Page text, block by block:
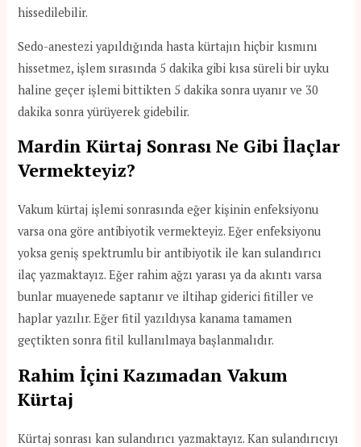
hissedilebilir.
Sedo-anestezi yapıldığında hasta kürtajın hiçbir kısmını
hissetmez, işlem sırasında 5 dakika gibi kısa süreli bir uyku
haline geçer işlemi bittikten 5 dakika sonra uyanır ve 30
dakika sonra yürüyerek gidebilir.
Mardin Kürtaj Sonrası Ne Gibi İlaçlar
Vermekteyiz?
Vakum kürtaj işlemi sonrasında eğer kişinin enfeksiyonu
varsa ona göre antibiyotik vermekteyiz. Eğer enfeksiyonu
yoksa geniş spektrumlu bir antibiyotik ile kan sulandırıcı
ilaç yazmaktayız. Eğer rahim ağzı yarası ya da akıntı varsa
bunlar muayenede saptanır ve iltihap giderici fitiller ve
haplar yazılır. Eğer fitil yazıldıysa kanama tamamen
geçtikten sonra fitil kullanılmaya başlanmalıdır.
Rahim İçini Kazımadan Vakum
Kürtaj
Kürtaj sonrası kan sulandırıcı yazmaktayız. Kan sulandırıcıyı